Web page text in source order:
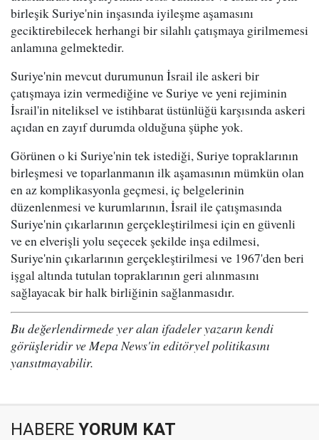
birleşik Suriye'nin inşasında iyileşme aşamasını
geciktirebilecek herhangi bir silahlı çatışmaya girilmemesi
anlamına gelmektedir.
Suriye'nin mevcut durumunun İsrail ile askeri bir
çatışmaya izin vermediğine ve Suriye ve yeni rejiminin
İsrail'in niteliksel ve istihbarat üstünlüğü karşısında askeri
açıdan en zayıf durumda olduğuna şüphe yok.
Görünen o ki Suriye'nin tek istediği, Suriye topraklarının
birleşmesi ve toparlanmanın ilk aşamasının mümkün olan
en az komplikasyonla geçmesi, iç belgelerinin
düzenlenmesi ve kurumlarının, İsrail ile çatışmasında
Suriye'nin çıkarlarının gerçekleştirilmesi için en güvenli
ve en elverişli yolu seçecek şekilde inşa edilmesi,
Suriye'nin çıkarlarının gerçekleştirilmesi ve 1967'den beri
işgal altında tutulan topraklarının geri alınmasını
sağlayacak bir halk birliğinin sağlanmasıdır.
Bu değerlendirmede yer alan ifadeler yazarın kendi
görüşleridir ve Mepa News'in editöryel politikasını
yansıtmayabilir.
HABERE YORUM KAT